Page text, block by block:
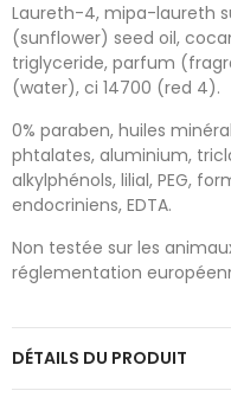
Laureth-4, mipa-laureth
(sunflower) seed oil,
triglyceride, parfum
(water), ci 14700 (red 4).
0% paraben, huiles
phtalates, aluminium,
alkylphénols, lilial, PEG,
endocriniens, EDTA.
Non testée sur les
réglementation
DÉTAILS DU PRODUIT